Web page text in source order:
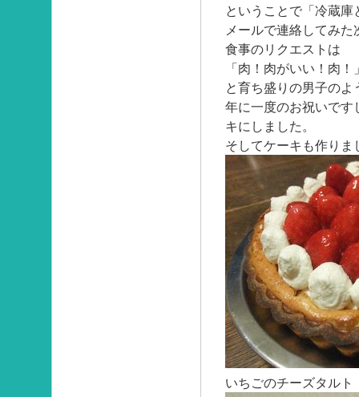
ということで「冷蔵
メールで連絡してみ
食事のリクエストは
「肉！肉がいい！肉！
と育ち盛りの男子のよ
年に一度のお祝いです
キにしました。
そしてケーキも作りま
いちごのチーズタルト